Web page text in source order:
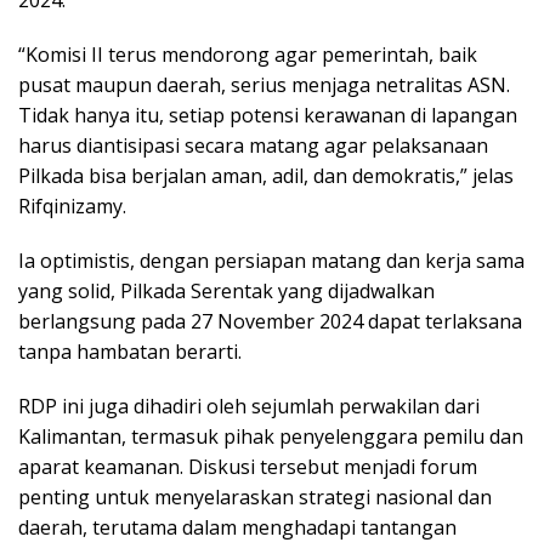
“Komisi II terus mendorong agar pemerintah, baik
pusat maupun daerah, serius menjaga netralitas ASN.
Tidak hanya itu, setiap potensi kerawanan di lapangan
harus diantisipasi secara matang agar pelaksanaan
Pilkada bisa berjalan aman, adil, dan demokratis,” jelas
Rifqinizamy.
Ia optimistis, dengan persiapan matang dan kerja sama
yang solid, Pilkada Serentak yang dijadwalkan
berlangsung pada 27 November 2024 dapat terlaksana
tanpa hambatan berarti.
RDP ini juga dihadiri oleh sejumlah perwakilan dari
Kalimantan, termasuk pihak penyelenggara pemilu dan
aparat keamanan. Diskusi tersebut menjadi forum
penting untuk menyelaraskan strategi nasional dan
daerah, terutama dalam menghadapi tantangan